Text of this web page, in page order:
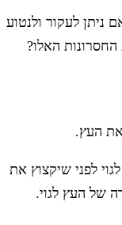
ניתן לעקור ולנטוע
האלו?
את העץ.
לפני שיקצוץ את
של העץ לגוי.